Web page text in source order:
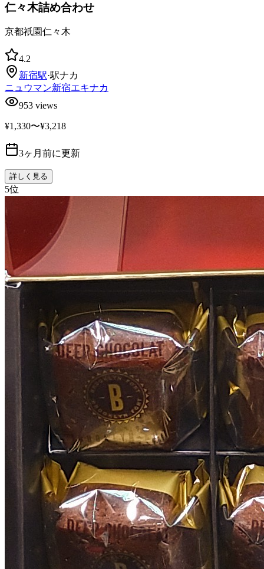
仁々木詰め合わせ
京都祇園仁々木
4.2
新宿駅·駅ナカ
ニュウマン新宿エキナカ
953 views
¥1,330〜¥3,218
3ヶ月前に更新
詳しく見る
5位